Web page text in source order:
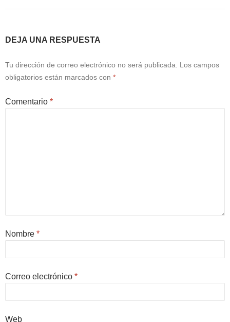
DEJA UNA RESPUESTA
Tu dirección de correo electrónico no será publicada.
Los campos
obligatorios están marcados con *
Comentario *
Nombre *
Correo electrónico *
Web